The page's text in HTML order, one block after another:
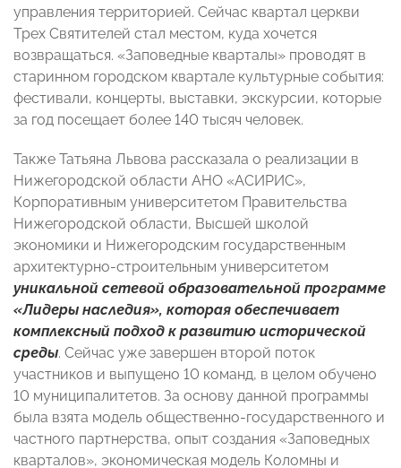
управления территорией. Сейчас квартал церкви
Трех Святителей стал местом, куда хочется
возвращаться. «Заповедные кварталы» проводят в
старинном городском квартале культурные события:
фестивали, концерты, выставки, экскурсии, которые
за год посещает более 140 тысяч человек.
Также Татьяна Львова рассказала о реализации в
Нижегородской области АНО «АСИРИС»,
Корпоративным университетом Правительства
Нижегородской области, Высшей школой
экономики и Нижегородским государственным
архитектурно-строительным университетом
уникальной сетевой образовательной программе
«Лидеры наследия», которая обеспечивает
комплексный подход к развитию исторической
среды. Сейчас уже завершен второй поток
участников и выпущено 10 команд, в целом обучено
10 муниципалитетов. За основу данной программы
была взята модель общественно-государственного и
частного партнерства, опыт создания «Заповедных
кварталов», экономическая модель Коломны и